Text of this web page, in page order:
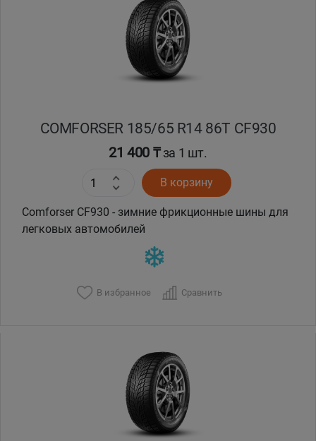
COMFORSER 185/65 R14 86T CF930
21 400 ₸за 1 шт.
В корзину
Comforser CF930 - зимние фрикционные шины для
легковых автомобилей
В избранное Сравнить
Павлодар
Семей